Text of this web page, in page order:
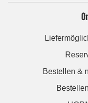
Bestellen &